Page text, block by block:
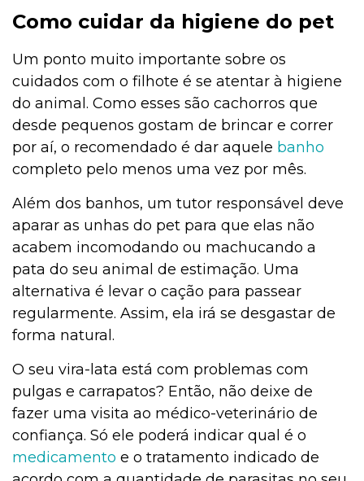
Como cuidar da higiene do pet
Um ponto muito importante sobre os
cuidados com o filhote é se atentar à higiene
do animal. Como esses são cachorros que
desde pequenos gostam de brincar e correr
por aí, o recomendado é dar aquele banho
completo pelo menos uma vez por mês.
Além dos banhos, um tutor responsável deve
aparar as unhas do pet para que elas não
acabem incomodando ou machucando a
pata do seu animal de estimação. Uma
alternativa é levar o cação para passear
regularmente. Assim, ela irá se desgastar de
forma natural.
O seu vira-lata está com problemas com
pulgas e carrapatos? Então, não deixe de
fazer uma visita ao médico-veterinário de
confiança. Só ele poderá indicar qual é o
medicamento e o tratamento indicado de